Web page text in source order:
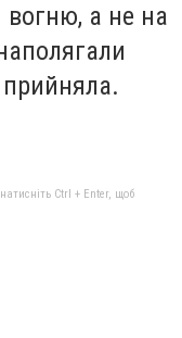
а не на
Ctrl + Enter, щоб